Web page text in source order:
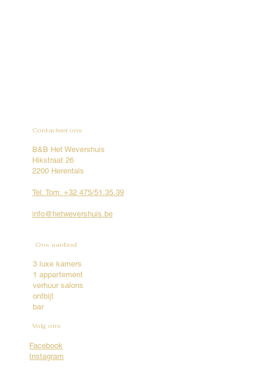
Contacteer ons
B&B Het Wevershuis
Hikstraat 26
2200 Herentals
Tel. Tom: +32 475/51.35.39
info@hetwevershuis.be
Ons aanbod
3 luxe kamers
1 appartement
verhuur salons
ontbijt
bar
Volg ons
Facebook
Instagram